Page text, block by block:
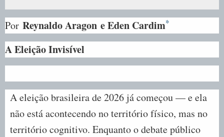
Por Reynaldo Aragon e Eden Cardim*
A Eleição Invisível
A eleição brasileira de 2026 já começou — e ela
não está acontecendo no território físico, mas no
território cognitivo. Enquanto o debate público